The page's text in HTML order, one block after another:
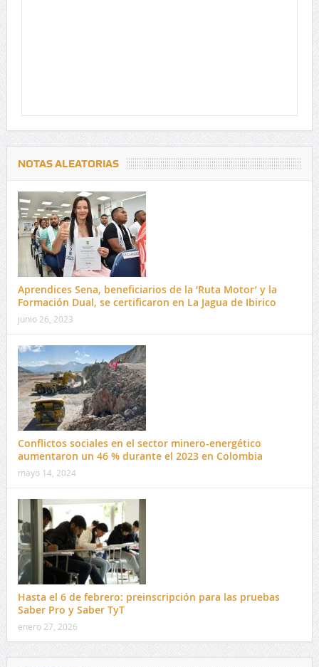
NOTAS ALEATORIAS
Aprendices Sena, beneficiarios de la ‘Ruta Motor’ y la
Formación Dual, se certificaron en La Jagua de Ibirico
junio 26, 2023
Conflictos sociales en el sector minero-energético
aumentaron un 46 % durante el 2023 en Colombia
mayo 14, 2024
Hasta el 6 de febrero: preinscripción para las pruebas
Saber Pro y Saber TyT
enero 27, 2026